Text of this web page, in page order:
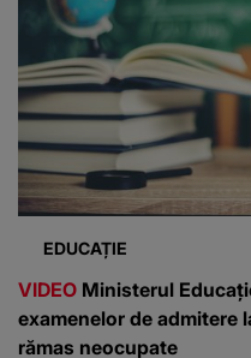
EDUCAȚIE
VIDEO Ministerul
examenelor de admitere
rămas neocupate